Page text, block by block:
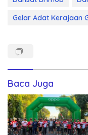
Gelar Adat Kerajaan
Baca Juga